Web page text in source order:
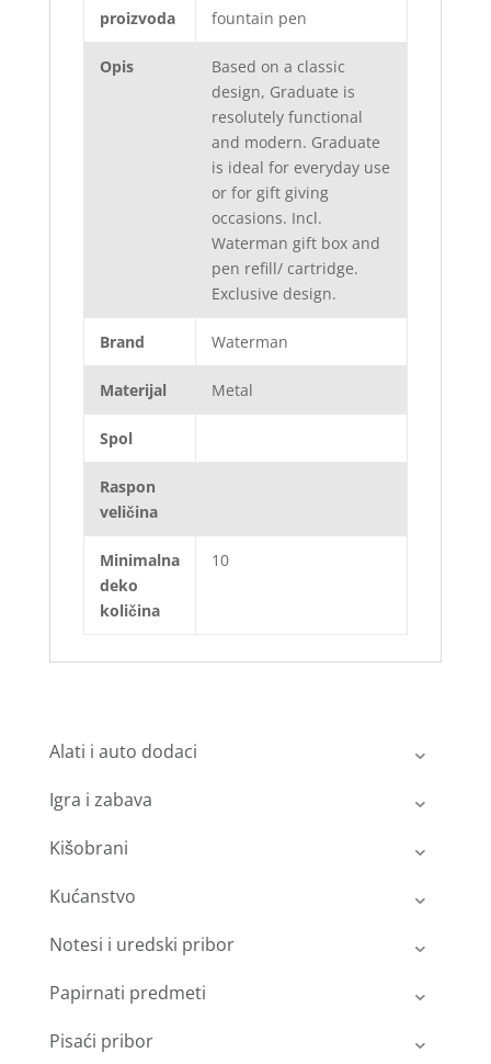
proizvoda
fountain pen
Opis
Based on a classic
design, Graduate is
resolutely functional
and modern. Graduate
is ideal for everyday use
or for gift giving
occasions. Incl.
Waterman gift box and
pen refill/ cartridge.
Exclusive design.
Brand Waterman
Materijal Metal
Spol
Raspon
veličina
Minimalna
deko
količina
10
Alati i auto dodaci
Igra i zabava
Kišobrani
Kućanstvo
Notesi i uredski pribor
Papirnati predmeti
Pisaći pribor